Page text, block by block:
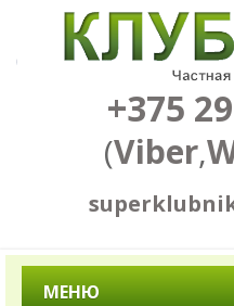
+375
(Viber,
МЕНЮ